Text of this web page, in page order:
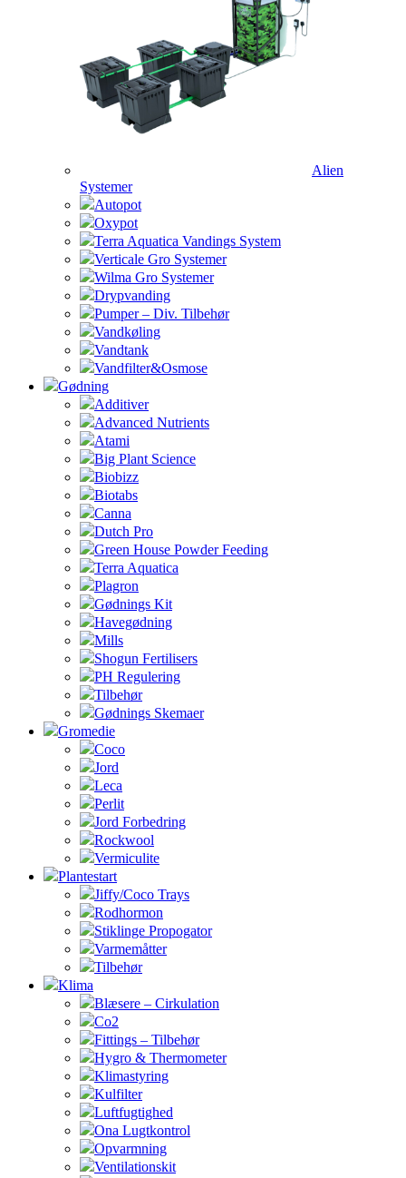
Alien
Systemer
Autopot
Oxypot
Terra Aquatica Vandings System
Verticale Gro Systemer
Wilma Gro Systemer
Drypvanding
Pumper – Div. Tilbehør
Vandkøling
Vandtank
Vandfilter&Osmose
Gødning
Additiver
Advanced Nutrients
Atami
Big Plant Science
Biobizz
Biotabs
Canna
Dutch Pro
Green House Powder Feeding
Terra Aquatica
Plagron
Gødnings Kit
Havegødning
Mills
Shogun Fertilisers
PH Regulering
Tilbehør
Gødnings Skemaer
Gromedie
Coco
Jord
Leca
Perlit
Jord Forbedring
Rockwool
Vermiculite
Plantestart
Jiffy/Coco Trays
Rodhormon
Stiklinge Propogator
Varmemåtter
Tilbehør
Klima
Blæsere – Cirkulation
Co2
Fittings – Tilbehør
Hygro & Thermometer
Klimastyring
Kulfilter
Luftfugtighed
Ona Lugtkontrol
Opvarmning
Ventilationskit